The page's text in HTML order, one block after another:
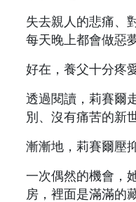
失去親人的悲痛、
每天晚上都會做惡夢
好在，養父十分疼
透過閱讀，莉賽爾
別、沒有痛苦的新
漸漸地，莉賽爾壓
一次偶然的機會，
房，裡面是滿滿的